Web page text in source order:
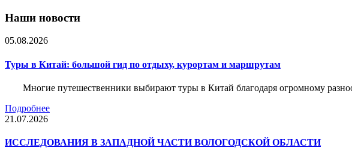
Наши новости
05.08.2026
Туры в Китай: большой гид по отдыху, курортам и маршрутам
Многие путешественники выбирают туры в Китай благодаря огромному
Подробнее
21.07.2026
ИССЛЕДОВАНИЯ В ЗАПАДНОЙ ЧАСТИ ВОЛОГОДСКОЙ ОБЛАСТИ